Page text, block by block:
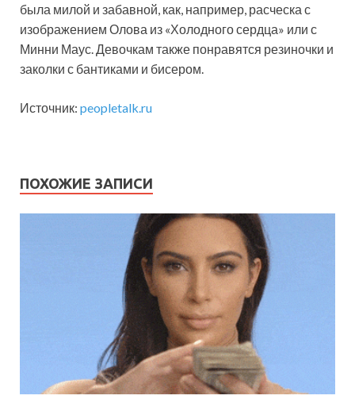
была милой и забавной, как, например, расческа с
изображением Олова из «Холодного сердца» или с
Минни Маус. Девочкам также понравятся резиночки и
заколки с бантиками и бисером.
Источник: peopletalk.ru
ПОХОЖИЕ ЗАПИСИ